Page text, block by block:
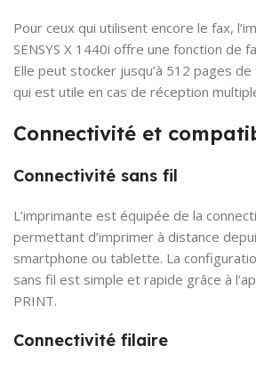
Pour ceux qui utilisent encore le fax,
SENSYS X 1440i offre une fonction de
Elle peut stocker jusqu’à 512 pages
qui est utile en cas de réception
Connectivité et
Connectivité sans fil
L’imprimante est équipée de la
permettant d’imprimer à distance
smartphone ou tablette. La
sans fil est simple et rapide grâce à
PRINT.
Connectivité filaire